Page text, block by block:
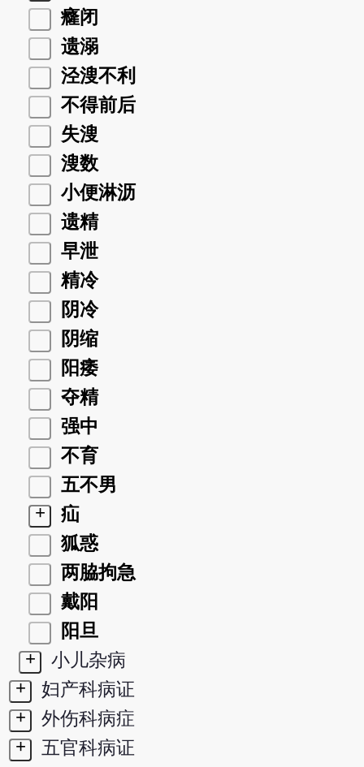
癃闭
遗溺
泾溲不利
不得前后
失溲
溲数
小便淋沥
遗精
早泄
精冷
阴冷
阴缩
阳痿
夺精
强中
不育
五不男
+
疝
狐惑
两脇拘急
戴阳
阳旦
+
小儿杂病
+
妇产科病证
+
外伤科病症
+
五官科病证